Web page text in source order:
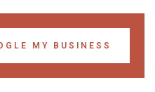
MY BUSINESS